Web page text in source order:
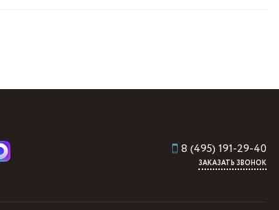
8 (495) 191-29-40
ЗАКАЗАТЬ ЗВОНОК